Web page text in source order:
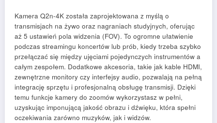
Kamera Q2n-4K została zaprojektowana z myślą o
transmisjach na żywo oraz nagraniach studyjnych, oferując
aż 5 ustawień pola widzenia (FOV). To ogromne ułatwienie
podczas streamingu koncertów lub prób, kiedy trzeba szybko
przełączać się między ujęciami pojedynczych instrumentów a
całym zespołem. Dodatkowe akcesoria, takie jak kable HDMI,
zewnętrzne monitory czy interfejsy audio, pozwalają na pełną
integrację sprzętu i profesjonalną obsługę transmisji. Dzięki
temu funkcje kamery do zoomów wykorzystasz w pełni,
uzyskując imponującą jakość obrazu i dźwięku, która spełni
oczekiwania zarówno muzyków, jak i widzów.